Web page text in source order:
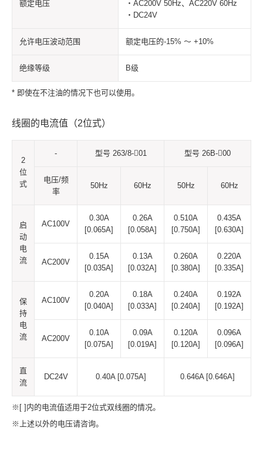
额定电压
・AC200V 50Hz、AC220V 60Hz
・DC24V
允许电压波动范围 额定电压的-15% ～ +10%
绝缘等级 B级
* 即使在不注油的情况下也可以使用。
线圈的电流值（2位式）
2
位
式
- 型号 263/8-01 型号 26B-00
电压/频
率
50Hz 60Hz 50Hz 60Hz
启
动
电
流
AC100V
0.30A
[0.065A]
0.26A
[0.058A]
0.510A
[0.750A]
0.435A
[0.630A]
AC200V
0.15A
[0.035A]
0.13A
[0.032A]
0.260A
[0.380A]
0.220A
[0.335A]
保
持
电
流
AC100V
0.20A
[0.040A]
0.18A
[0.033A]
0.240A
[0.240A]
0.192A
[0.192A]
AC200V
0.10A
[0.075A]
0.09A
[0.019A]
0.120A
[0.120A]
0.096A
[0.096A]
直
流
DC24V 0.40A [0.075A] 0.646A [0.646A]
※[ ]内的电流值适用于2位式双线圈的情况。
※上述以外的电压请咨询。